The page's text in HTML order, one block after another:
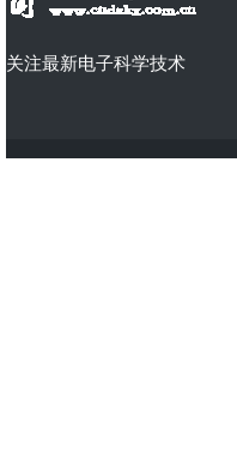
关注最新电子科学技术